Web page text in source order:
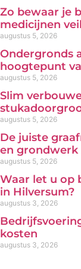
Zo bewaar je
medicijnen
augustus 5, 2026
Ondergronds
hoogtepunt
augustus 5, 2026
Slim
augustus 5, 2026
De juiste
en grondwerk
augustus 5, 2026
Waar let u op
in Hilversum?
augustus 3, 2026
kosten
augustus 3, 2026